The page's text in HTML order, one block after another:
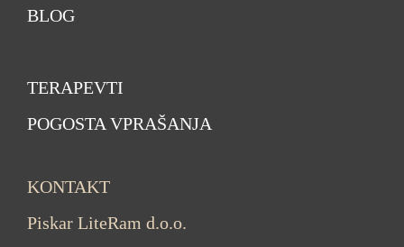
BLOG
TERAPEVTI
POGOSTA VPRAŠANJA
KONTAKT
Piskar LiteRam d.o.o.